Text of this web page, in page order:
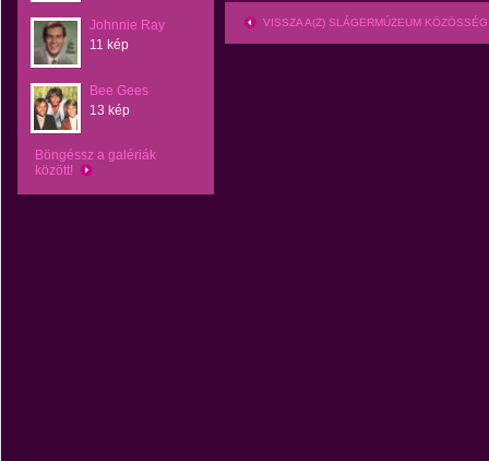
Johnnie Ray
11 kép
Bee Gees
13 kép
Böngéssz a galériák
között!
VISSZA A(Z) SLÁGERMÚZEUM